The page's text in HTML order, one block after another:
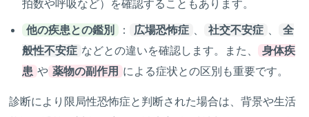
拍数や呼吸など）を確認することもあります。
他の疾患との鑑別 ： 広場恐怖症 社交不安症
全
般性不安症 などとの違いを確認します。また、
身体疾
患 や 薬物の副作用 による症状との区別も重要です。
診断により限局性恐怖症と判断された場合は、背景や生活